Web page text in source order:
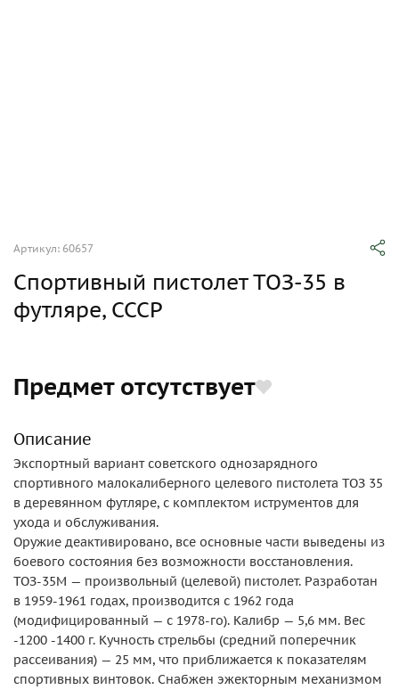
Артикул: 60657
Спортивный пистолет ТОЗ-35 в
футляре, СССР
Предмет отсутствует
Описание
Экспортный вариант советского однозарядного
спортивного малокалиберного целевого пистолета ТОЗ 35
в деревянном футляре, с комплектом иструментов для
ухода и обслуживания.
Оружие деактивировано, все основные части выведены из
боевого состояния без возможности восстановления.
ТОЗ-35М — произвольный (целевой) пистолет. Разработан
в 1959-1961 годах, производится с 1962 года
(модифицированный — с 1978-го). Калибр — 5,6 мм. Вес
-1200 -1400 г. Кучность стрельбы (средний поперечник
рассеивания) — 25 мм, что приближается к показателям
спортивных винтовок. Снабжен эжекторным механизмом